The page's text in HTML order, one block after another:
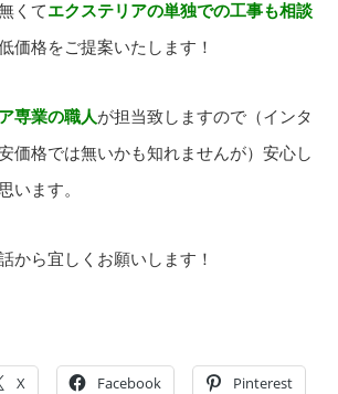
くてエクステリアの単独での工事も相談
価格をご提案いたします！
専業の職人が担当致しますので（インタ
価格では無いかも知れませんが）安心し
います。
から宜しくお願いします！
X Facebook Pinterest